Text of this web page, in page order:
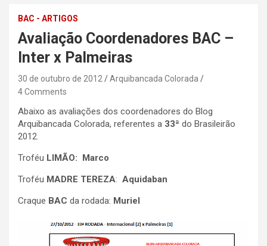
BAC - ARTIGOS
Avaliação Coordenadores BAC –
Inter x Palmeiras
30 de outubro de 2012
Arquibancada Colorada
4 Comments
Abaixo as avaliações dos coordenadores do Blog
Arquibancada Colorada, referentes a 33ª do Brasileirão
2012.
Troféu LIMÃO: Marco
Troféu MADRE TEREZA: Aquidaban
Craque BAC da rodada: Muriel